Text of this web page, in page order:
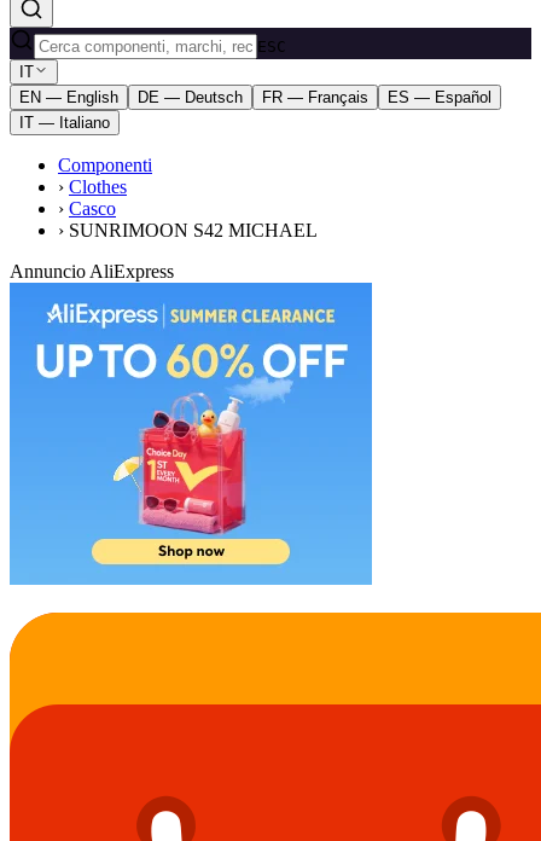
ESC
IT
EN — English
DE — Deutsch FR — Français
ES — Español
IT — Italiano
Componenti
› Clothes
› Casco
› SUNRIMOON S42 MICHAEL
Annuncio AliExpress